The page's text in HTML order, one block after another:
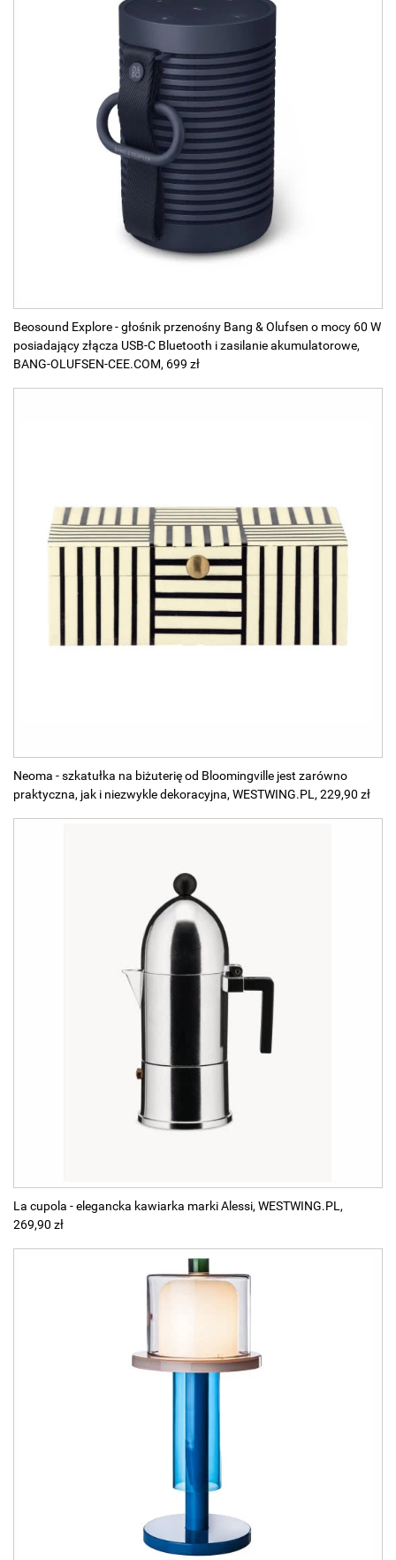
Beosound Explore - głośnik przenośny Bang & Olufsen o mocy 60 W
posiadający złącza USB-C Bluetooth i zasilanie akumulatorowe,
BANG-OLUFSEN-CEE.COM, 699 zł
Neoma - szkatułka na biżuterię od Bloomingville jest zarówno
praktyczna, jak i niezwykle dekoracyjna, WESTWING.PL, 229,90 zł
La cupola - elegancka kawiarka marki Alessi, WESTWING.PL,
269,90 zł